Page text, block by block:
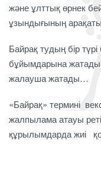
және ұлттық өрнек
ұзындығының
Байрақ тудың бір
бұйымдарына
жалауша жатады…
«Байрақ» термині
жалпылама атауы
құрылымдарда жиі